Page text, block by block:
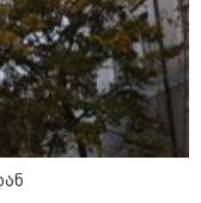
12 წლის წინ
გაუჩინარდა?